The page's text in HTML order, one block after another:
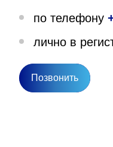
Направления
по телефону
лично в
Позвонить